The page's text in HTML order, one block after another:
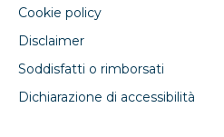
Cookie policy
Disclaimer
Soddisfatti o rimborsati
Dichiarazione di accessibilità